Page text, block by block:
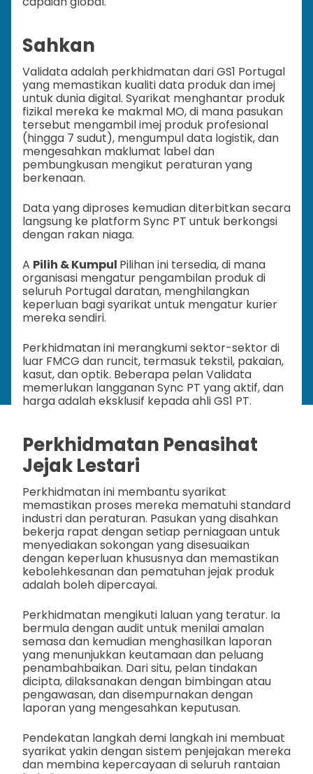
Sahkan
Validata adalah perkhidmatan dari GS1 Portugal
yang memastikan kualiti data produk dan imej
untuk dunia digital. Syarikat menghantar produk
fizikal mereka ke makmal MO, di mana pasukan
tersebut mengambil imej produk profesional
(hingga 7 sudut), mengumpul data logistik, dan
mengesahkan maklumat label dan
pembungkusan mengikut peraturan yang
berkenaan.
Data yang diproses kemudian diterbitkan secara
langsung ke platform Sync PT untuk berkongsi
dengan rakan niaga.
A Pilih & Kumpul Pilihan ini tersedia, di mana
organisasi mengatur pengambilan produk di
seluruh Portugal daratan, menghilangkan
keperluan bagi syarikat untuk mengatur kurier
mereka sendiri.
Perkhidmatan ini merangkumi sektor-sektor di
luar FMCG dan runcit, termasuk tekstil, pakaian,
kasut, dan optik. Beberapa pelan Validata
memerlukan langganan Sync PT yang aktif, dan
harga adalah eksklusif kepada ahli GS1 PT.
Perkhidmatan Penasihat
Jejak Lestari
Perkhidmatan ini membantu syarikat
memastikan proses mereka mematuhi standard
industri dan peraturan. Pasukan yang disahkan
bekerja rapat dengan setiap perniagaan untuk
menyediakan sokongan yang disesuaikan
dengan keperluan khususnya dan memastikan
kebolehkesanan dan pematuhan jejak produk
adalah boleh dipercayai.
Perkhidmatan mengikuti laluan yang teratur. Ia
bermula dengan audit untuk menilai amalan
semasa dan kemudian menghasilkan laporan
yang menunjukkan keutamaan dan peluang
penambahbaikan. Dari situ, pelan tindakan
dicipta, dilaksanakan dengan bimbingan atau
pengawasan, dan disempurnakan dengan
laporan yang mengesahkan keputusan.
Pendekatan langkah demi langkah ini membuat
syarikat yakin dengan sistem penjejakan mereka
dan membina kepercayaan di seluruh rantaian